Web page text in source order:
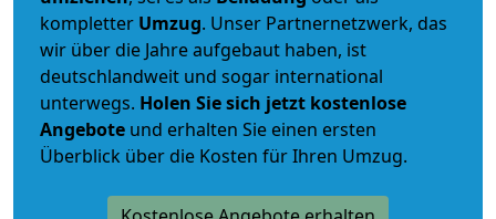
kompletter Umzug. Unser Partnernetzwerk, das
wir über die Jahre aufgebaut haben, ist
deutschlandweit und sogar international
unterwegs. Holen Sie sich jetzt kostenlose
Angebote und erhalten Sie einen ersten
Überblick über die Kosten für Ihren Umzug.